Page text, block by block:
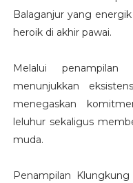
Balaganjur yang
heroik di akhir pawai.
Melalui
menunjukkan
menegaskan
leluhur sekaligus
muda.
Penampilan